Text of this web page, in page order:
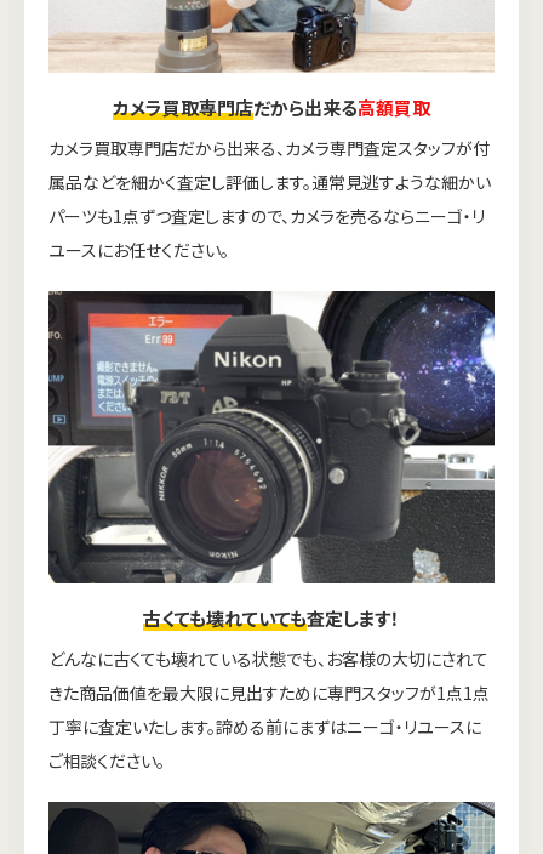
カメラ買取専門店だから出来る高額買取
カメラ買取専門店だから出来る、カメラ専門査定スタッフが付
属品などを細かく査定し評価します。通常見逃すような細かい
パーツも1点ずつ査定しますので、カメラを売るならニーゴ・リ
ユースにお任せください。
古くても壊れていても査定します！
どんなに古くても壊れている状態でも、お客様の大切にされて
きた商品価値を最大限に見出すために専門スタッフが1点1点
丁寧に査定いたします。諦める前にまずはニーゴ・リユースに
ご相談ください。